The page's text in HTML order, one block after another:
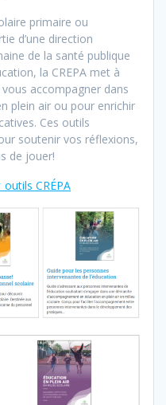
primaire ou
d’une direction
de la santé publique
la CREPA met à
accompagner dans
plein air ou pour enrichir
Ces outils
soutenir vos réflexions,
de jouer!
CRÉPA